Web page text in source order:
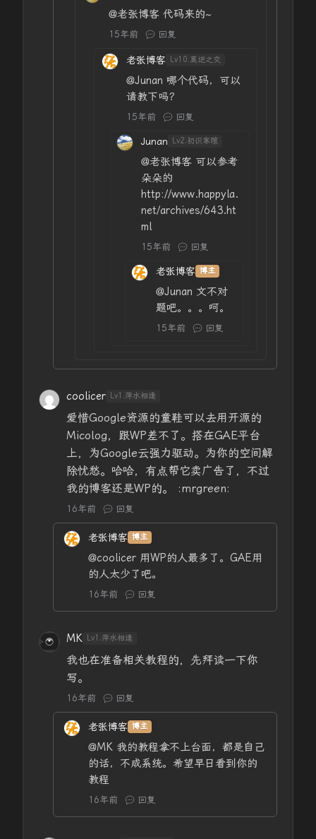
@老张博客 代码来的~
15年前 回复
老张博客 Lv10.莫逆之交
@Junan 哪个代码，可以
请教下吗？
15年前 回复
Junan Lv2.初识寒暄
@老张博客 可以参考
朵朵的
http://www.happyla.
net/archives/643.ht
ml
15年前 回复
老张博客 博主
@Junan 文不对
题吧。。。呵。
15年前 回复
coolicer Lv1.萍水相逢
爱惜Google资源的童鞋可以去用开源的
Micolog，跟WP差不了。搭在GAE平台
上，为Google云强力驱动。为你的空间解
除忧愁。哈哈，有点帮它卖广告了，不过
我的博客还是WP的。 :mrgreen:
16年前 回复
老张博客 博主
@coolicer 用WP的人最多了。GAE用
的人太少了吧。
16年前 回复
MK Lv1.萍水相逢
我也在准备相关教程的，先拜读一下你
写。
16年前 回复
老张博客 博主
@MK 我的教程拿不上台面，都是自己
的话，不成系统。希望早日看到你的
教程
16年前 回复